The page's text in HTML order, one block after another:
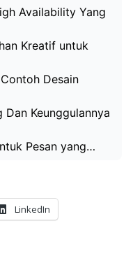
Availability Yang
Kreatif untuk
Desain
Keunggulannya
Pesan yang…
LinkedIn